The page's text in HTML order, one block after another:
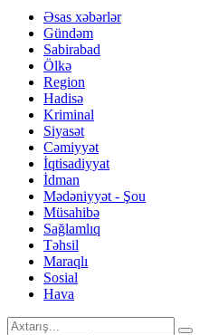
Əsas xəbərlər
Gündəm
Sabirabad
Ölkə
Region
Hadisə
Kriminal
Siyasət
Cəmiyyət
İqtisadiyyat
İdman
Mədəniyyət - Şou
Müsahibə
Sağlamlıq
Təhsil
Maraqlı
Sosial
Hava